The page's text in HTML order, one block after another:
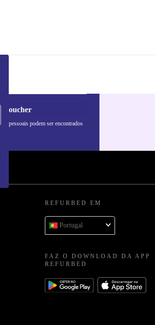
voucher
pessoais podem ser encontrados
REFURBED EM
Portugal
FAZ O DOWNLOAD DA APP
REFURBED